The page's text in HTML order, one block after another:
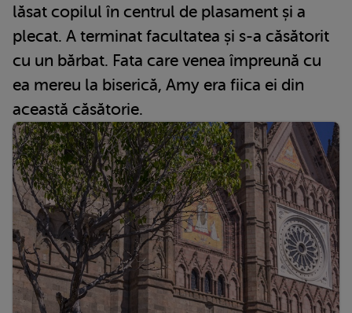
lăsat copilul în centrul de plasament și a
plecat. A terminat facultatea și s-a căsătorit
cu un bărbat. Fata care venea împreună cu
ea mereu la biserică, Amy era fiica ei din
această căsătorie.